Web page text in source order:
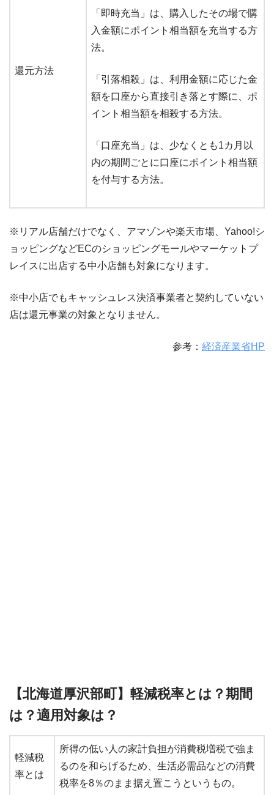
還元方法
「即時充当」は、購入したその場で購
入金額にポイント相当額を充当する方
法。
「引落相殺」は、利用金額に応じた金
額を口座から直接引き落とす際に、ポ
イント相当額を相殺する方法。
「口座充当」は、少なくとも1カ月以
内の期間ごとに口座にポイント相当額
を付与する方法。
※リアル店舗だけでなく、アマゾンや楽天市場、Yahoo!シ
ョッピングなどECのショッピングモールやマーケットプ
レイスに出店する中小店舗も対象になります。
※中小店でもキャッシュレス決済事業者と契約していない
店は還元事業の対象となりません。
参考： 経済産業省HP
【北海道厚沢部町】軽減税率とは？期間
は？適用対象は？
軽減税
率とは
所得の低い人の家計負担が消費税増税で強ま
るのを和らげるため、生活必需品などの消費
税率を8％のまま据え置こうというもの。